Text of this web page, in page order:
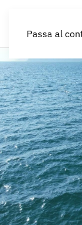
Passa al